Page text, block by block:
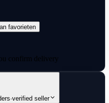
favorieten
confirm delivery
·verified seller